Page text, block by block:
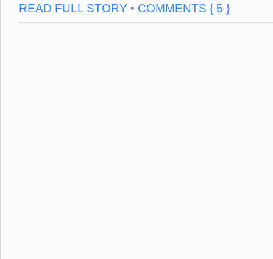
READ FULL STORY • COMMENTS { 5 }